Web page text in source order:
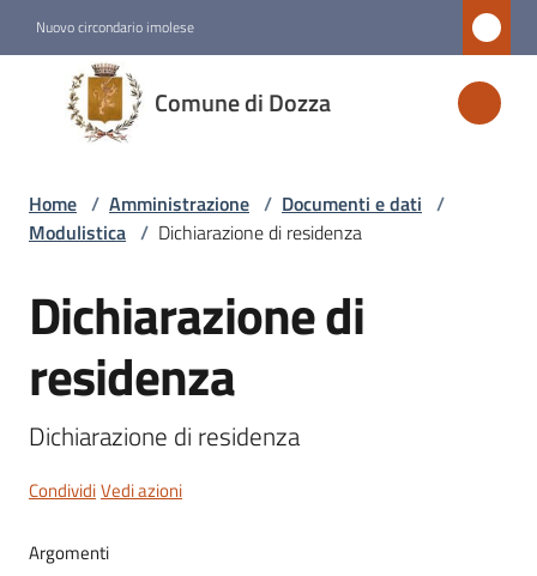
Nuovo circondario imolese
Comune di Dozza
Comune
di
Dozza
Vivere
Home / Amministrazione / Documenti e dati /
Modulistica / Dichiarazione di residenza
Salta al contenuto
Dichiarazione di
residenza
Dichiarazione di residenza
CondividiVedi azioni
Argomenti